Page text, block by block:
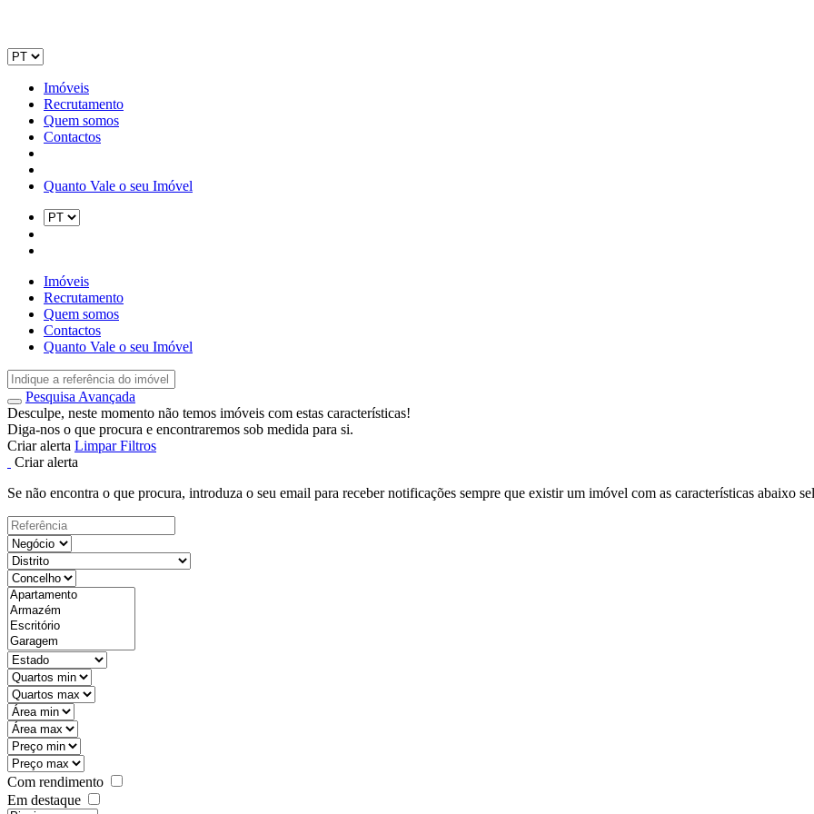
Imóveis
Recrutamento
Quem somos
Contactos
Quanto Vale o seu Imóvel
Imóveis
Recrutamento
Quem somos
Contactos
Quanto Vale o seu Imóvel
Pesquisa Avançada
Desculpe, neste momento não temos imóveis com estas características!
Diga-nos o que procura e encontraremos sob medida para si.
Criar alerta Limpar Filtros
Criar alerta
Se não encontra o que procura, introduza o seu email para receber notificações sempre que existir um imóvel com as características abaixo
Com rendimento
Em destaque